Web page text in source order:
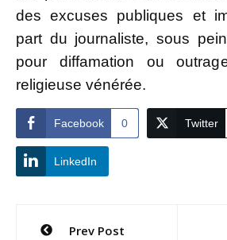
des excuses publiques et
part du journaliste, sous
pour diffamation ou
religieuse vénérée.
Facebook 0 Twitter
LinkedIn
Navigation
Prev Post